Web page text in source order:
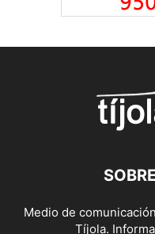
Medio de
Tíjola.